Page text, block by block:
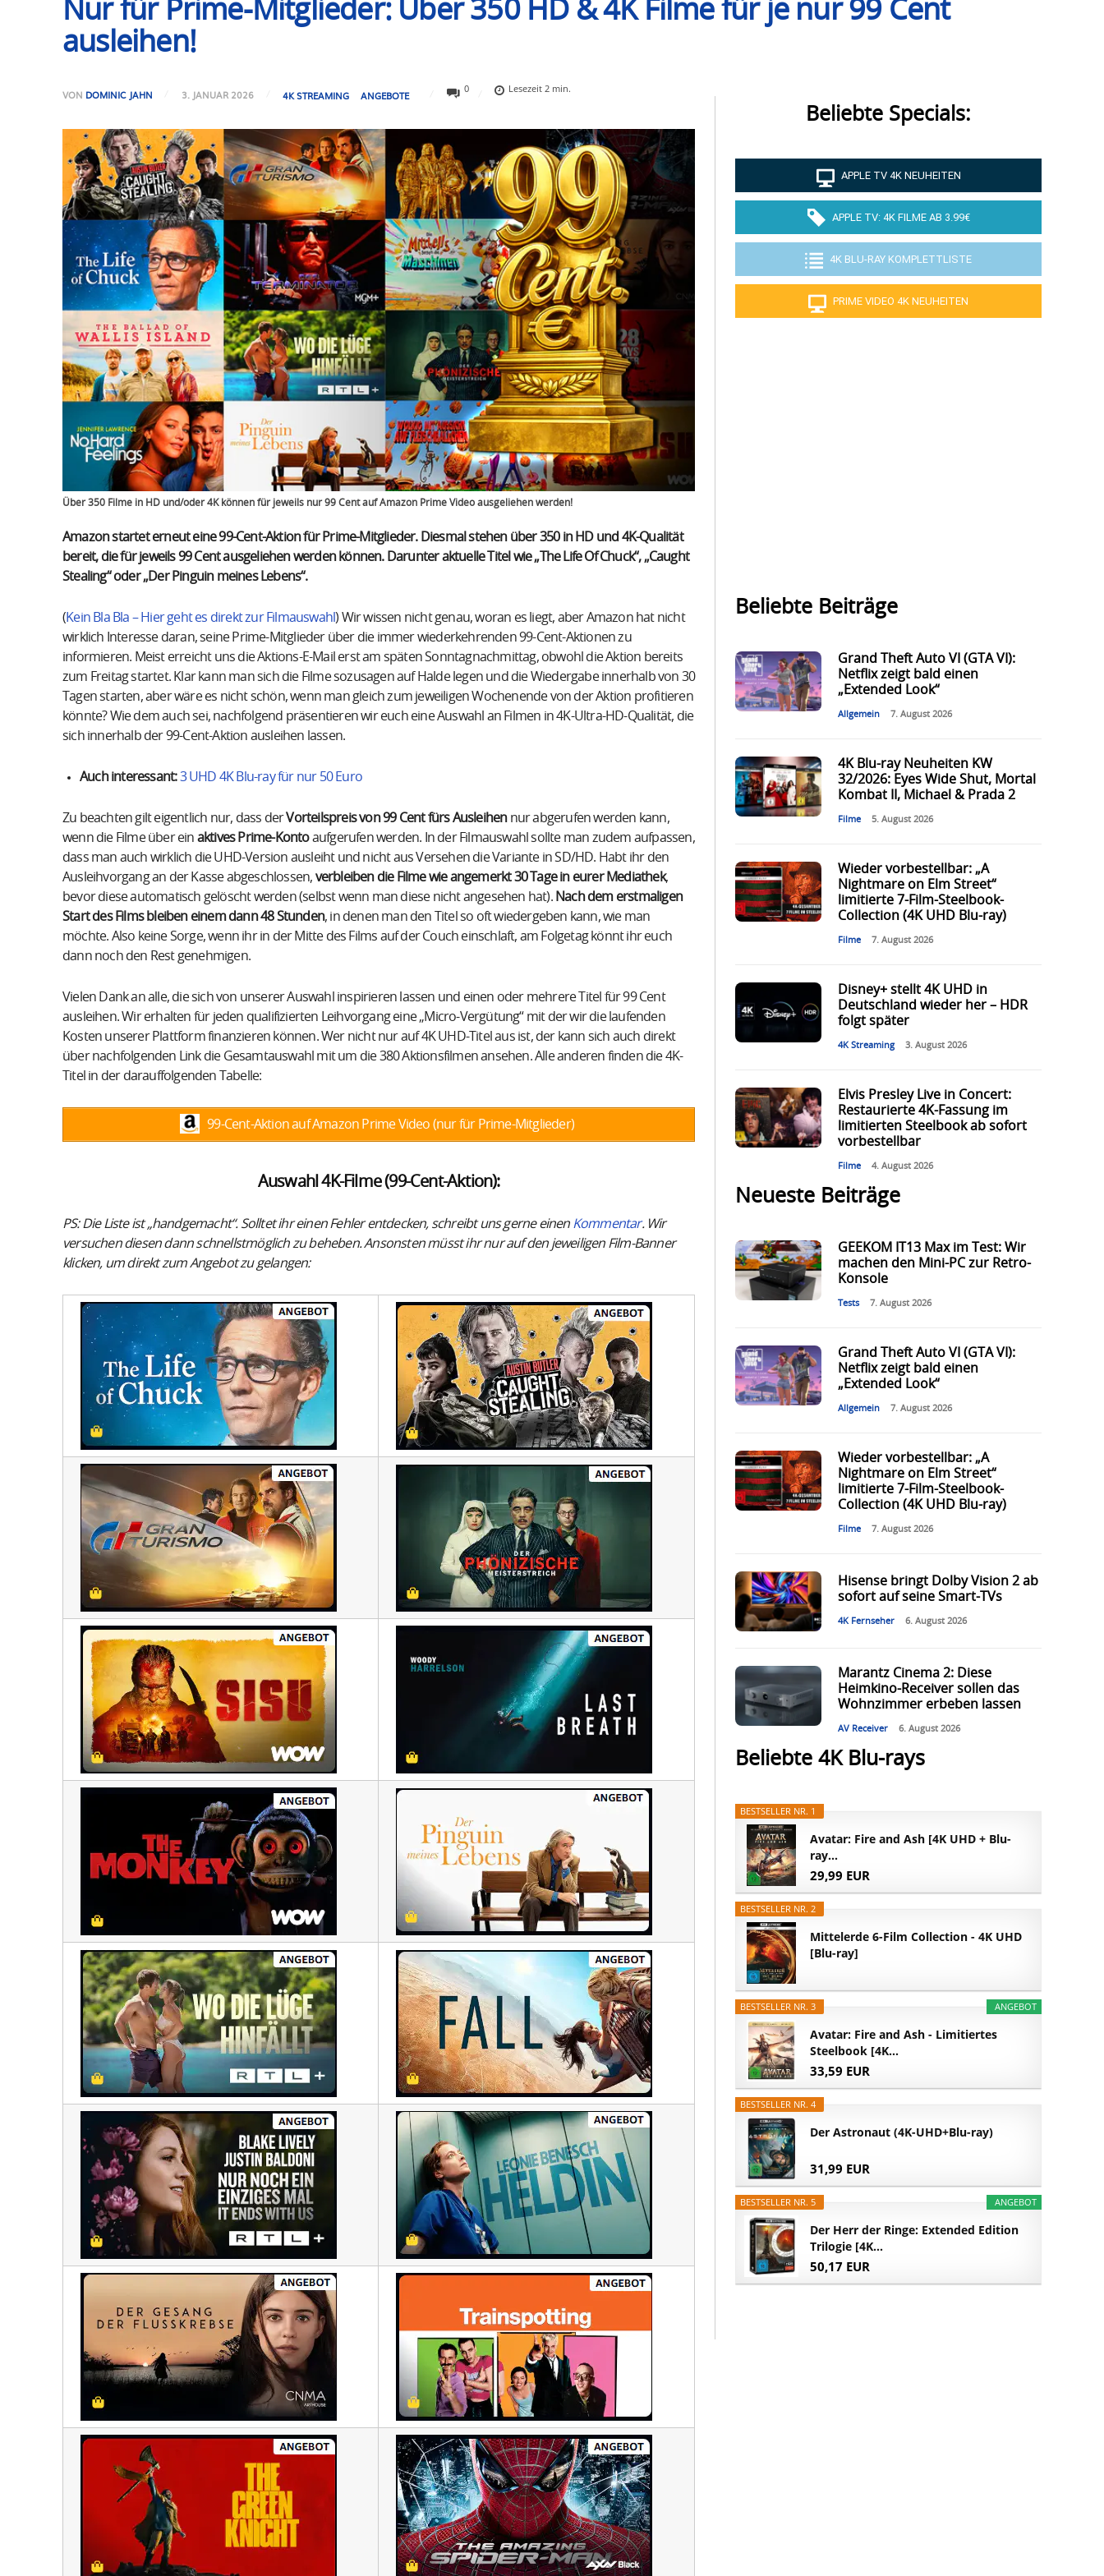
Nur für Prime-Mitglieder: Über 350 HD & 4K Filme für je nur 99 Cent
ausleihen!
VON DOMINIC JAHN 3. JANUAR 2026 4K STREAMING ANGEBOTE
0 Lesezeit2 min.
Über 350 Filme in HD und/oder 4K können für jeweils nur 99 Cent auf Amazon Prime Video ausgeliehen werden!
Amazon startet erneut eine 99-Cent-Aktion für Prime-Mitglieder. Diesmal stehen über 350 in HD und 4K-Qualität
bereit, die für jeweils 99 Cent ausgeliehen werden können. Darunter aktuelle Titel wie „The Life Of Chuck“, „Caught
Stealing“ oder „Der Pinguin meines Lebens“.
(Kein Bla Bla – Hier geht es direkt zur Filmauswahl) Wir wissen nicht genau, woran es liegt, aber Amazon hat nicht
wirklich Interesse daran, seine Prime-Mitglieder über die immer wiederkehrenden 99-Cent-Aktionen zu
informieren. Meist erreicht uns die Aktions-E-Mail erst am späten Sonntagnachmittag, obwohl die Aktion bereits
zum Freitag startet. Klar kann man sich die Filme sozusagen auf Halde legen und die Wiedergabe innerhalb von 30
Tagen starten, aber wäre es nicht schön, wenn man gleich zum jeweiligen Wochenende von der Aktion profitieren
könnte? Wie dem auch sei, nachfolgend präsentieren wir euch eine Auswahl an Filmen in 4K-Ultra-HD-Qualität, die
sich innerhalb der 99-Cent-Aktion ausleihen lassen.
Auch interessant: 3 UHD 4K Blu-ray für nur 50 Euro
Zu beachten gilt eigentlich nur, dass derVorteilspreis von 99 Cent fürs Ausleihennur abgerufen werden kann,
wenn die Filme über ein aktives Prime-Kontoaufgerufen werden. In der Filmauswahl sollte man zudem aufpassen,
dass man auch wirklich die UHD-Version ausleiht und nicht aus Versehen die Variante in SD/HD. Habt ihr den
Ausleihvorgang an der Kasse abgeschlossen, verbleiben die Filme wie angemerkt 30 Tage in eurer Mediathek,
bevor diese automatisch gelöscht werden (selbst wenn man diese nicht angesehen hat). Nach dem erstmaligen
Start des Films bleiben einem dann 48 Stunden, in denen man den Titel so oft wiedergeben kann, wie man
möchte. Also keine Sorge, wenn ihr in der Mitte des Films auf der Couch einschlaft, am Folgetag könnt ihr euch
dann noch den Rest genehmigen.
Vielen Dank an alle, die sich von unserer Auswahl inspirieren lassen und einen oder mehrere Titel für 99 Cent
ausleihen. Wir erhalten für jeden qualifizierten Leihvorgang eine „Micro-Vergütung“ mit der wir die laufenden
Kosten unserer Plattform finanzieren können. Wer nicht nur auf 4K UHD-Titel aus ist, der kann sich auch direkt
über nachfolgenden Link die Gesamtauswahl mit um die 380 Aktionsfilmen ansehen. Alle anderen finden die 4K-
Titel in der darauffolgenden Tabelle:
99-Cent-Aktion auf Amazon Prime Video (nur für Prime-Mitglieder)
Auswahl 4K-Filme (99-Cent-Aktion):
PS: Die Liste ist „handgemacht“. Solltet ihr einen Fehler entdecken, schreibt uns gerne einen Kommentar. Wir
versuchen diesen dann schnellstmöglich zu beheben. Ansonsten müsst ihr nur auf den jeweiligen Film-Banner
klicken, um direkt zum Angebot zu gelangen:
Beliebte Specials:
APPLE TV 4K NEUHEITEN
APPLE TV: 4K FILME AB 3.99€
4K BLU-RAY KOMPLETTLISTE
PRIME VIDEO 4K NEUHEITEN
Beliebte Beiträge
Grand Theft Auto VI (GTA VI):
Netflix zeigt bald einen
„Extended Look“
Allgemein 7. August 2026
4K Blu-ray Neuheiten KW
32/2026: Eyes Wide Shut, Mortal
Kombat II, Michael & Prada 2
Filme 5. August 2026
Wieder vorbestellbar: „A
Nightmare on Elm Street“
limitierte 7-Film-Steelbook-
Collection (4K UHD Blu-ray)
Filme 7. August 2026
Disney+ stellt 4K UHD in
Deutschland wieder her – HDR
folgt später
4K Streaming 3. August 2026
Elvis Presley Live in Concert:
Restaurierte 4K-Fassung im
limitierten Steelbook ab sofort
vorbestellbar
Filme 4. August 2026
Neueste Beiträge
GEEKOM IT13 Max im Test: Wir
machen den Mini-PC zur Retro-
Konsole
Tests 7. August 2026
Grand Theft Auto VI (GTA VI):
Netflix zeigt bald einen
„Extended Look“
Allgemein 7. August 2026
Wieder vorbestellbar: „A
Nightmare on Elm Street“
limitierte 7-Film-Steelbook-
Collection (4K UHD Blu-ray)
Filme 7. August 2026
Hisense bringt Dolby Vision 2 ab
sofort auf seine Smart-TVs
4K Fernseher 6. August 2026
Marantz Cinema 2: Diese
Heimkino-Receiver sollen das
Wohnzimmer erbeben lassen
AV Receiver 6. August 2026
Beliebte 4K Blu-rays
BESTSELLER NR. 1
Avatar: Fire and Ash [4K UHD + Blu-
ray...
29,99 EUR
BESTSELLER NR. 2
Mittelerde 6-Film Collection - 4K UHD
[Blu-ray]
ANGEBOT
BESTSELLER NR. 3
Avatar: Fire and Ash - Limitiertes
Steelbook [4K...
33,59 EUR
BESTSELLER NR. 4
Der Astronaut (4K-UHD+Blu-ray)
31,99 EUR
ANGEBOT
BESTSELLER NR. 5
Der Herr der Ringe: Extended Edition
Trilogie [4K...
50,17 EUR